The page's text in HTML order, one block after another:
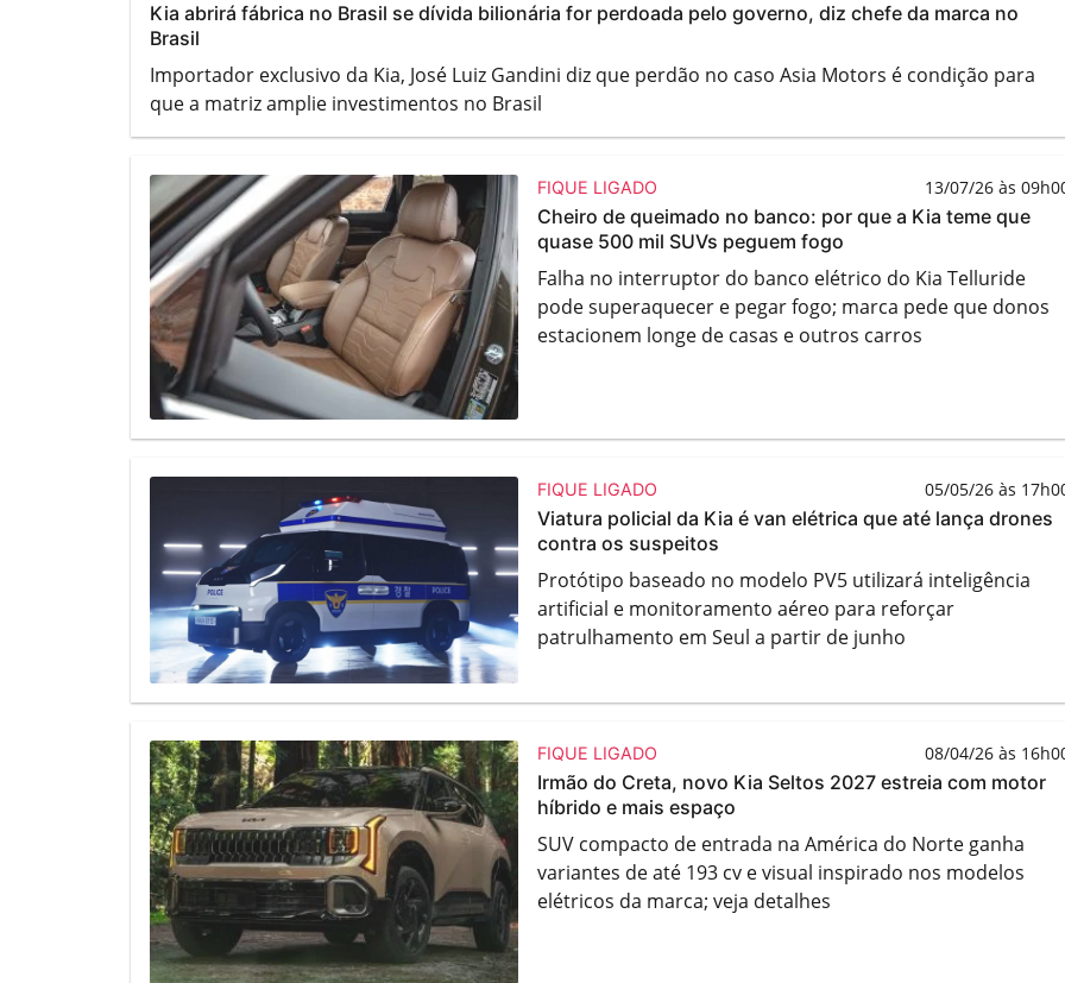
Kia abrirá fábrica no Brasil se dívida bilionária for perdoada pelo governo, diz chefe da marca no
Brasil
Importador exclusivo da Kia, José Luiz Gandini diz que perdão no caso Asia Motors é condição para
que a matriz amplie investimentos no Brasil
FIQUE LIGADO 13/07/26 às
Cheiro de queimado no banco: por que a Kia teme que
quase 500 mil SUVs peguem fogo
Falha no interruptor do banco elétrico do Kia Telluride
pode superaquecer e pegar fogo; marca pede que donos
estacionem longe de casas e outros carros
FIQUE LIGADO 05/05/26 às
Viatura policial da Kia é van elétrica que até lança drones
contra os suspeitos
Protótipo baseado no modelo PV5 utilizará inteligência
artificial e monitoramento aéreo para reforçar
patrulhamento em Seul a partir de junho
FIQUE LIGADO 08/04/26 às
Irmão do Creta, novo Kia Seltos 2027 estreia com motor
híbrido e mais espaço
SUV compacto de entrada na América do Norte ganha
variantes de até 193 cv e visual inspirado nos modelos
elétricos da marca; veja detalhes